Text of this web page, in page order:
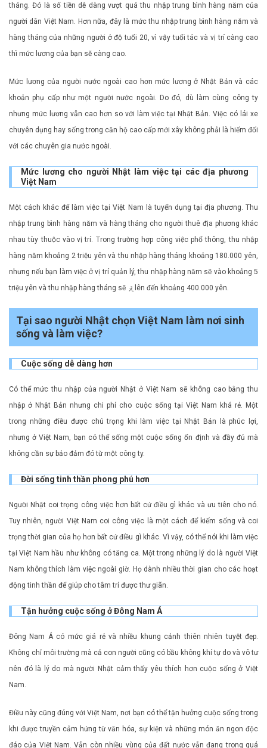
tháng. Đó là số tiền dễ dàng vượt quá thu nhập trung bình hàng năm của
người dân Việt Nam. Hơn nữa, đây là mức thu nhập trung bình hàng năm và
hàng tháng của những người ở độ tuổi 20, vì vậy tuổi tác và vị trí càng cao
thì mức lương của bạn sẽ càng cao.
Mức lương của người nước ngoài cao hơn mức lương ở Nhật Bản và các
khoản phụ cấp như một người nước ngoài. Do đó, dù làm cùng công ty
nhưng mức lương vẫn cao hơn so với làm việc tại Nhật Bản. Việc có lái xe
chuyên dụng hay sống trong căn hộ cao cấp mới xây không phải là hiếm đối
với các chuyên gia nước ngoài.
Mức lương cho người Nhật làm việc tại các địa phương
Việt Nam
Một cách khác để làm việc tại Việt Nam là tuyển dụng tại địa phương. Thu
nhập trung bình hàng năm và hàng tháng cho người thuê địa phương khác
nhau tùy thuộc vào vị trí. Trong trường hợp công việc phổ thông, thu nhập
hàng năm khoảng 2 triệu yên và thu nhập hàng tháng khoảng 180.000 yên,
nhưng nếu bạn làm việc ở vị trí quản lý, thu nhập hàng năm sẽ vào khoảng 5
triệu yên và thu nhập hàng tháng sẽ ぇlên đến khoảng 400.000 yên.
Tại sao người Nhật chọn Việt Nam làm nơi sinh
sống và làm việc?
Cuộc sống dễ dàng hơn
Có thể mức thu nhập của người Nhật ở Việt Nam sẽ không cao bằng thu
nhập ở Nhật Bản nhưng chi phí cho cuộc sống tại Việt Nam khá rẻ. Một
trong những điều được chú trọng khi làm việc tại Nhật Bản là phúc lợi,
nhưng ở Việt Nam, bạn có thể sống một cuộc sống ổn định và đầy đủ mà
không cần sự bảo đảm đó từ một công ty.
Đời sống tinh thần phong phú hơn
Người Nhật coi trọng công việc hơn bất cứ điều gì khác và ưu tiên cho nó.
Tuy nhiên, người Việt Nam coi công việc là một cách để kiếm sống và coi
trọng thời gian của họ hơn bất cứ điều gì khác. Vì vậy, có thể nói khi làm việc
tại Việt Nam hầu như không có tăng ca. Một trong những lý do là người Việt
Nam không thích làm việc ngoài giờ. Họ dành nhiều thời gian cho các hoạt
động tinh thần để giúp cho tâm trí được thư giãn.
Tận hưởng cuộc sống ở Đông Nam Á
Đông Nam Á có mức giá rẻ và nhiều khung cảnh thiên nhiên tuyệt đẹp.
Không chỉ môi trường mà cả con người cũng có bầu không khí tự do và vô tư
nên đó là lý do mà người Nhật cảm thấy yêu thích hơn cuộc sống ở Việt
Nam.
Điều này cũng đúng với Việt Nam, nơi bạn có thể tận hưởng cuộc sống trong
khi được truyền cảm hứng từ văn hóa, sự kiện và những món ăn ngon độc
đáo của Việt Nam. Vẫn còn nhiều vùng của đất nước vẫn đang trong quá